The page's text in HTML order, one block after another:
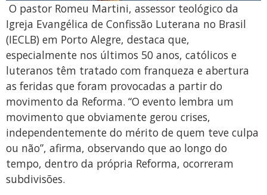
O pastor Romeu Martini, assessor teológico da
Igreja Evangélica de Confissão Luterana no Brasil
(IECLB) em Porto Alegre, destaca que,
especialmente nos últimos 50 anos, católicos e
luteranos têm tratado com franqueza e abertura
as feridas que foram provocadas a partir do
movimento da Reforma. “O evento lembra um
movimento que obviamente gerou crises,
independentemente do mérito de quem teve culpa
ou não”, afirma, observando que ao longo do
tempo, dentro da própria Reforma, ocorreram
subdivisões.